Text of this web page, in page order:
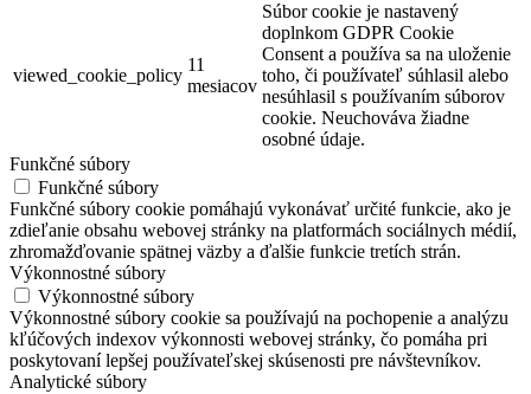
viewed_cookie_policy
11
mesiacov
Súbor cookie je nastavený
doplnkom GDPR Cookie
Consent a používa sa na uloženie
toho, či používateľ súhlasil alebo
nesúhlasil s používaním súborov
cookie. Neuchováva žiadne
osobné údaje.
Funkčné súbory
Funkčné súbory
Funkčné súbory cookie pomáhajú vykonávať určité funkcie, ako je
zdieľanie obsahu webovej stránky na platformách sociálnych médií,
zhromažďovanie spätnej väzby a ďalšie funkcie tretích strán.
Výkonnostné súbory
Výkonnostné súbory
Výkonnostné súbory cookie sa používajú na pochopenie a analýzu
kľúčových indexov výkonnosti webovej stránky, čo pomáha pri
poskytovaní lepšej používateľskej skúsenosti pre návštevníkov.
Analytické súbory